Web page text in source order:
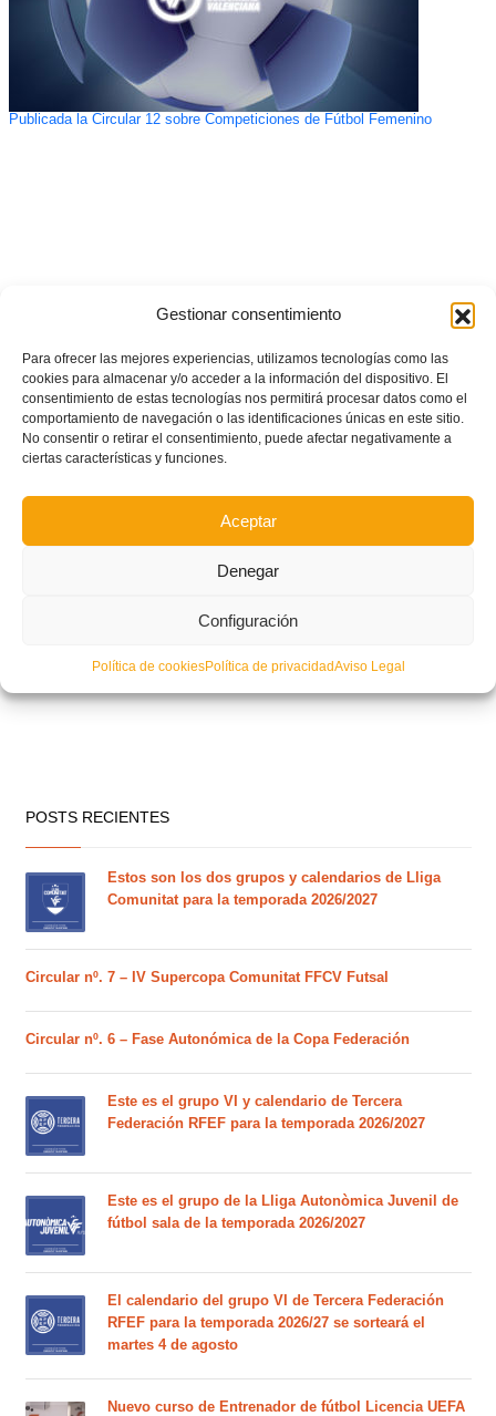
Gestionar consentimiento
Para ofrecer las mejores experiencias, utilizamos tecnologías como las
cookies para almacenar y/o acceder a la información del dispositivo. El
consentimiento de estas tecnologías nos permitirá procesar datos como el
comportamiento de navegación o las identificaciones únicas en este sitio.
No consentir o retirar el consentimiento, puede afectar negativamente a
ciertas características y funciones.
Aceptar
Denegar
Configuración
Política de cookiesPolítica de privacidadAviso Legal
Publicada la Circular 12 sobre Competiciones de Fútbol Femenino
POSTS RECIENTES
Estos son los dos grupos y calendarios de Lliga
Comunitat para la temporada 2026/2027
Circular nº. 7 – IV Supercopa Comunitat FFCV Futsal
Circular nº. 6 – Fase Autonómica de la Copa Federación
Este es el grupo VI y calendario de Tercera
Federación RFEF para la temporada 2026/2027
Este es el grupo de la Lliga Autonòmica Juvenil de
fútbol sala de la temporada 2026/2027
El calendario del grupo VI de Tercera Federación
RFEF para la temporada 2026/27 se sorteará el
martes 4 de agosto
Nuevo curso de Entrenador de fútbol Licencia UEFA